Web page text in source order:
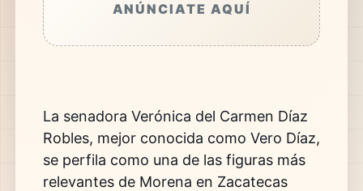
ANÚNCIATE AQUÍ
La senadora Verónica del Carmen Díaz
Robles, mejor conocida como Vero Díaz,
se perfila como una de las figuras más
relevantes de Morena en Zacatecas